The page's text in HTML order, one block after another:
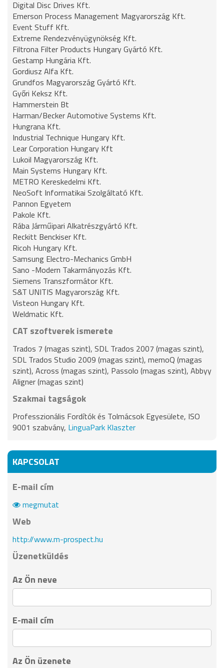
Digital Disc Drives Kft.
Emerson Process Management Magyarország Kft.
Event Stuff Kft.
Extreme Rendezvényügynökség Kft.
Filtrona Filter Products Hungary Gyártó Kft.
Gestamp Hungária Kft.
Gordiusz Alfa Kft.
Grundfos Magyarország Gyártó Kft.
Győri Keksz Kft.
Hammerstein Bt
Harman/Becker Automotive Systems Kft.
Hungrana Kft.
Industrial Technique Hungary Kft.
Lear Corporation Hungary Kft
Lukoil Magyarország Kft.
Main Systems Hungary Kft.
METRO Kereskedelmi Kft.
NeoSoft Informatikai Szolgáltató Kft.
Pannon Egyetem
Pakole Kft.
Rába Járműipari Alkatrészgyártó Kft.
Reckitt Benckiser Kft.
Ricoh Hungary Kft.
Samsung Electro-Mechanics GmbH
Sano -Modern Takarmányozás Kft.
Siemens Transzformátor Kft.
S&T UNITIS Magyarország Kft.
Visteon Hungary Kft.
Weldmatic Kft.
CAT szoftverek ismerete
Trados 7 (magas szint), SDL Trados 2007 (magas szint),
SDL Trados Studio 2009 (magas szint), memoQ (magas
szint), Across (magas szint), Passolo (magas szint), Abbyy
Aligner (magas szint)
Szakmai tagságok
Professzionális Fordítók és Tolmácsok Egyesülete, ISO
9001 szabvány, LinguaPark Klaszter
KAPCSOLAT
E-mail cím
megmutat
Web
http://www.m-prospect.hu
Üzenetküldés
Az Ön neve
E-mail cím
Az Ön üzenete